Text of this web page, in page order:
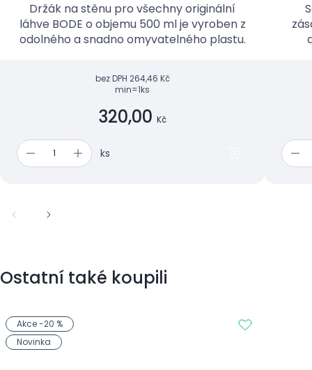
Držák na stěnu pro všechny originální
láhve BODE o objemu 500 ml je vyroben z
odolného a snadno omyvatelného plastu.
bez DPH 264,46 Kč
min=1ks
320,00 Kč
ks
Ostatní také koupili
Akce -20 %
Novinka